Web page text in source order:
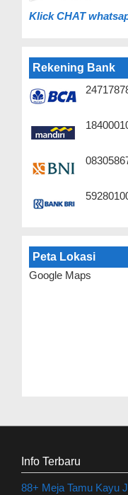
Klick CHAT
Rekening Bank
Peta Lokasi
Google Maps
Info Terbaru
88+ Meja Tamu Kayu